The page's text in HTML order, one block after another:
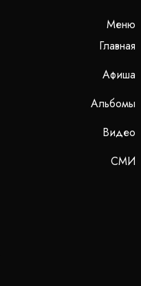
Меню
Главная
Афиша
Альбомы
Видео
СМИ